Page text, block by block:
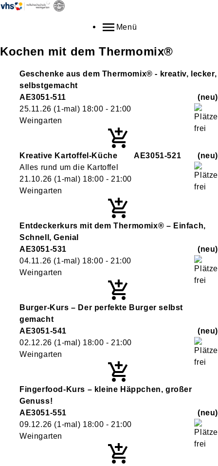
Menü
Kochen mit dem Thermomix®
Geschenke aus dem Thermomix® - kreativ, lecker,
selbstgemacht
AE3051-511
neu
25.11.26 (1-mal) 18:00 - 21:00
Weingarten
Kreative Kartoffel-Küche AE3051-521
neu
Alles rund um die Kartoffel
21.10.26 (1-mal) 18:00 - 21:00
Weingarten
Entdeckerkurs mit dem Thermomix® – Einfach,
Schnell, Genial
AE3051-531
neu
04.11.26 (1-mal) 18:00 - 21:00
Weingarten
Burger-Kurs – Der perfekte Burger selbst
gemacht
AE3051-541
neu
02.12.26 (1-mal) 18:00 - 21:00
Weingarten
Fingerfood-Kurs – kleine Häppchen, großer
Genuss!
AE3051-551
neu
09.12.26 (1-mal) 18:00 - 21:00
Weingarten